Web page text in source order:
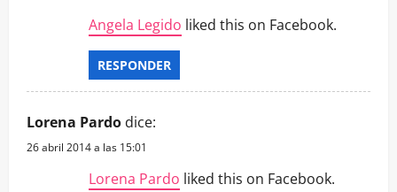
Angela Legido liked this on Facebook.
RESPONDER
Lorena Pardo dice:
26 abril 2014 a las 15:01
Lorena Pardo liked this on Facebook.